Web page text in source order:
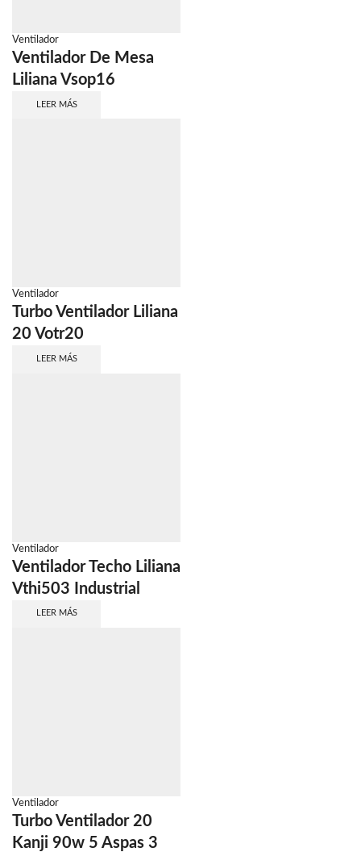
Ventilador
Ventilador De Mesa
Liliana Vsop16
LEER MÁS
Ventilador
Turbo Ventilador Liliana
20 Votr20
LEER MÁS
Ventilador
Ventilador Techo Liliana
Vthi503 Industrial
LEER MÁS
Ventilador
Turbo Ventilador 20
Kanji 90w 5 Aspas 3